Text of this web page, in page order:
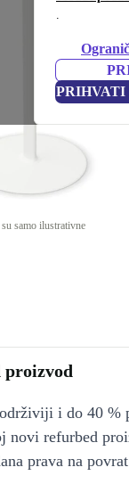
.
PRIHVATI
samo ilustrativne
i do 40 %
novi refurbed
prava na